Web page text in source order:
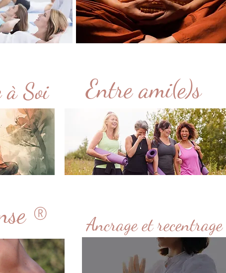
à Soi Entre ami(e)s
® Ancrage et recentrage